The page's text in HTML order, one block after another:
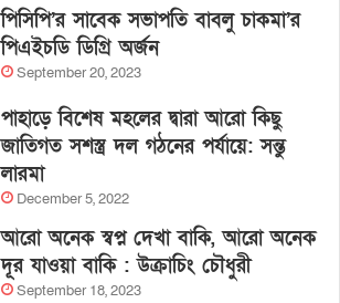
পিসিপি’র সাবেক সভাপতি বাবলু চাকমা’র
পিএইচডি ডিগ্রি অর্জন
September 20, 2023
পাহাড়ে বিশেষ মহলের দ্বারা আরো কিছু
জাতিগত সশস্ত্র দল গঠনের পর্যায়ে: সন্তু
লারমা
December 5, 2022
আরো অনেক স্বপ্ন দেখা বাকি, আরো অনেক
দূর যাওয়া বাকি : উক্রাচিং চৌধুরী
September 18, 2023